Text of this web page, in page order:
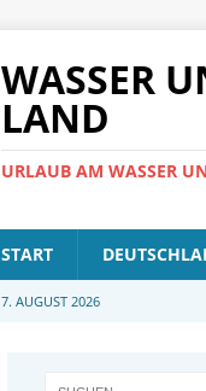
WASSER
LAND
URLAUB AM WASSER
START
7. AUGUST 2026